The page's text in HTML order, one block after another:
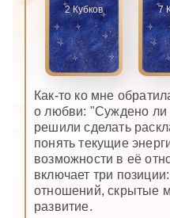
2 Кубков 7
Как-то ко мне
о любви: "Суждено
решили сделать
понять текущие
возможности в её
включает три
отношений, скрытые
развитие.